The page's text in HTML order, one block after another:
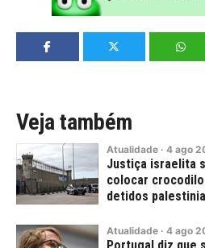
Veja também
Atualidade · 4 ago
Justiça israelita
colocar
detidos
Atualidade · 4 ago